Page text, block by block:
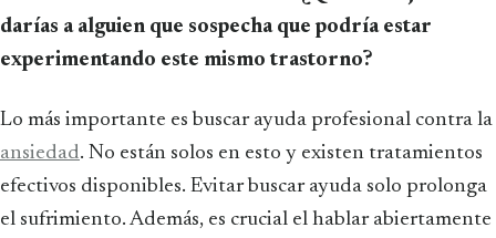
darías a alguien que sospecha que podría estar
experimentando este mismo trastorno?
Lo más importante es buscar ayuda profesional contra la
ansiedad. No están solos en esto y existen tratamientos
efectivos disponibles. Evitar buscar ayuda solo prolonga
el sufrimiento. Además, es crucial el hablar abiertamente